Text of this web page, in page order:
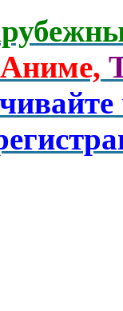
Аниме,